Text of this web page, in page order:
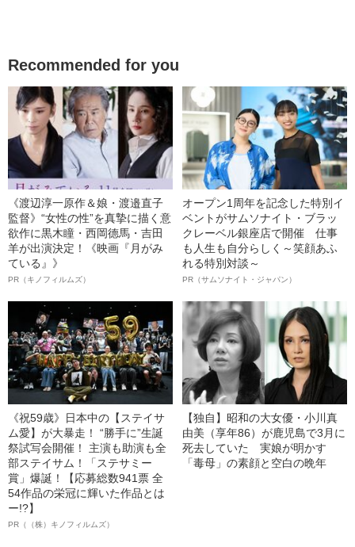
Recommended for you
《渡辺淳一原作＆娘・渡邉直子
監督》“女性の性”を真摯に描く意
欲作に黒木瞳・西岡德馬・吉田
羊が出演決定！《映画『月がみ
ている』》
PR（キノフィルムズ）
オープン1周年を記念した特別イ
ベントがサムソナイト・ブラッ
クレーベル銀座店で開催 仕事
も人生も自分らしく～笑顔あふ
れる特別対談～
PR（サムソナイト・ジャパン）
《祝59歳》日本中の【ステイサ
ム愛】が大暴走！ “勝手に”生誕
祭試写会開催！ 主演も助演も全
部ステイサム！「ステサミー
賞」爆誕！【応募総数941票 全
54作品の栄冠に輝いた作品とは
ー!?】
PR（（株）キノフィルムズ）
【独自】昭和の大女優・小川真
由美（享年86）が鹿児島で3月に
死去していた 実娘が明かす
「毒母」の素顔と空白の晩年